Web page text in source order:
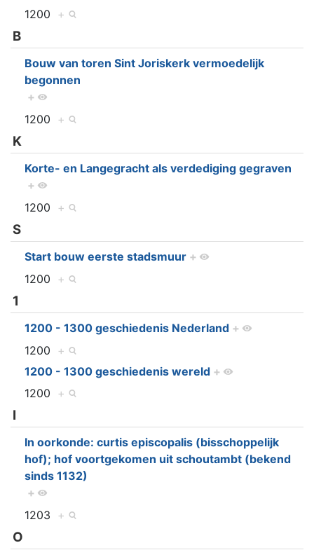
1200 +
B
Bouw van toren Sint Joriskerk vermoedelijk
begonnen
+
1200 +
K
Korte- en Langegracht als verdediging gegraven
+
1200 +
S
Start bouw eerste stadsmuur +
1200 +
1
1200 - 1300 geschiedenis Nederland +
1200 +
1200 - 1300 geschiedenis wereld +
1200 +
I
In oorkonde: curtis episcopalis (bisschoppelijk
hof); hof voortgekomen uit schoutambt (bekend
sinds 1132)
+
1203 +
O